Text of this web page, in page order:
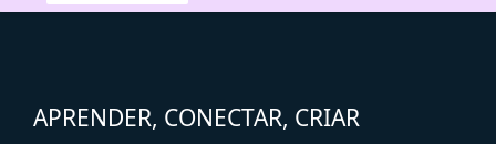
APRENDER, CONECTAR, CRIAR